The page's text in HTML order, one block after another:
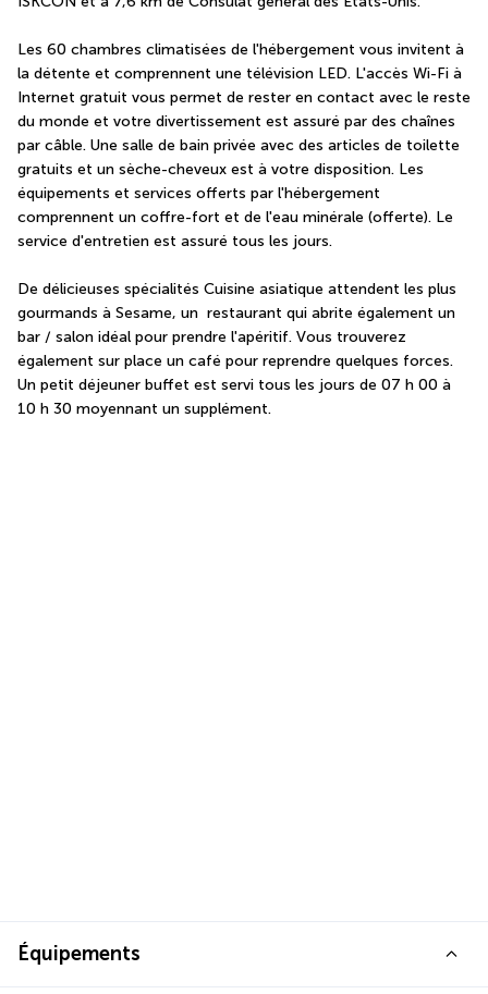
Les 60 chambres climatisées de l'hébergement vous invitent à
la détente et comprennent une télévision LED. L'accès Wi-Fi à
Internet gratuit vous permet de rester en contact avec le reste
du monde et votre divertissement est assuré par des chaînes
par câble. Une salle de bain privée avec des articles de toilette
gratuits et un sèche-cheveux est à votre disposition. Les
équipements et services offerts par l'hébergement
comprennent un coffre-fort et de l'eau minérale (offerte). Le
service d'entretien est assuré tous les jours.
De délicieuses spécialités Cuisine asiatique attendent les plus
gourmands à Sesame, un  restaurant qui abrite également un
bar / salon idéal pour prendre l'apéritif. Vous trouverez
également sur place un café pour reprendre quelques forces.
Un petit déjeuner buffet est servi tous les jours de 07 h 00 à
10 h 30 moyennant un supplément.
Équipements